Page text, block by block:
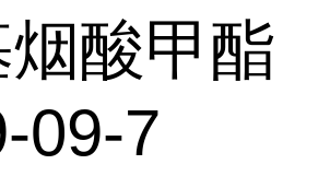
酸甲酯
09-7